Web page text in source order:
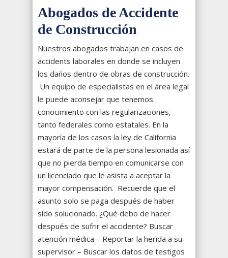
Abogados de Accidente
de Construcción
Nuestros abogados trabajan en casos de
accidents laborales en donde se incluyen
los daños dentro de obras de construcción.
Un equipo de especialistas en el área legal
le puede aconsejar que tenemos
conocimiento con las regularizaciones,
tanto federales como estatales. En la
mayoría de los casos la ley de California
estará de parte de la persona lesionada así
que no pierda tiempo en comunicarse con
un licenciado que le asista a aceptar la
mayor compensación. Recuerde que el
asunto solo se paga después de haber
sido solucionado. ¿Qué debo de hacer
después de sufrir el accidente? Buscar
atención médica – Reportar la herida a su
supervisor – Buscar los datos de testigos